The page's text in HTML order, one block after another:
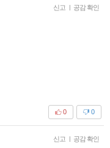
신고 | 공감 확인
0
0
신고 | 공감 확인